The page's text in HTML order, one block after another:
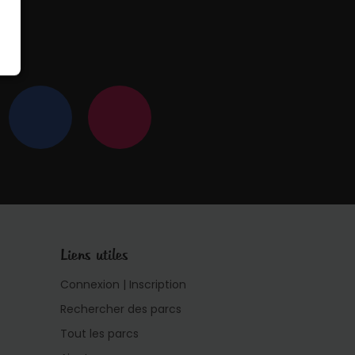
Liens utiles
Connexion | Inscription
Rechercher des parcs
Tout les parcs